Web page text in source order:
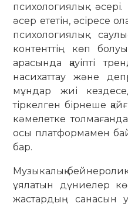
психо­логиялық
әсер ететін, әсіресе
психологиялық
контенттің көп
арасында қауіпті
наси­хаттау және
мұндар жиі
тіркелген бірнеше
кәмелетке
осы платформамен
бар.
Музыкалық
ұялатын дүниелер
жастардың сана­сын